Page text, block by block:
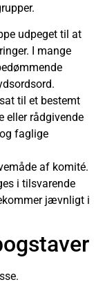
udpeget til at
I mange
til et bestemt
eller rådgivende
faglige
af komité.
i tilsvarende
jævnligt i